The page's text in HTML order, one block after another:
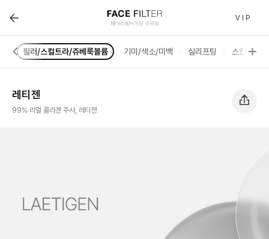
레티젠 :: 페이스필터 수원점 | 호매실 수원 피부과(진료과
V I P
필러/스컬트라/쥬베룩볼륨 기미/색소/미백 실리프팅 스킨부스
레티젠
99% 리얼 콜라겐 주사, 레티젠.